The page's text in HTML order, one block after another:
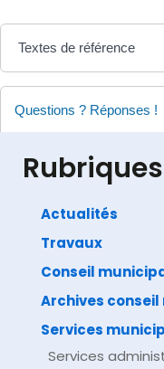
Textes de référence
Questions ? Réponses !
Direction de l'information
Rubriques
Actualités
Travaux
Conseil
Archives
Services
Services